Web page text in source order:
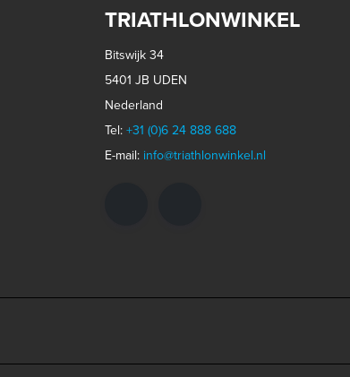
TRIATHLONWINKEL
Bitswijk 34
5401 JB UDEN
Nederland
Tel:+31 (0)6 24 888 688
E-mail: info@triathlonwinkel.nl